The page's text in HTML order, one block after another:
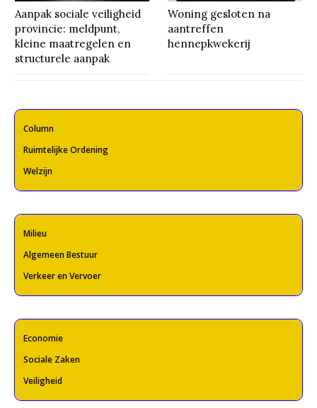
Aanpak sociale veiligheid
provincie: meldpunt,
kleine maatregelen en
structurele aanpak
Woning gesloten na
aantreffen
hennepkwekerij
Column
Ruimtelijke Ordening
Welzijn
Milieu
Algemeen Bestuur
Verkeer en Vervoer
Economie
Sociale Zaken
Veiligheid